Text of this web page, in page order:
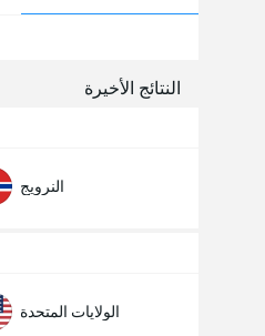
النتائج الأخيرة
النرويج
الولايات المتحدة